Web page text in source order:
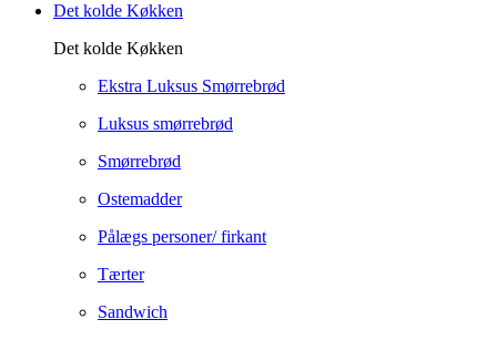
Det kolde Køkken
Det kolde Køkken
Ekstra Luksus Smørrebrød
Luksus smørrebrød
Smørrebrød
Ostemadder
Pålægs personer/ firkant
Tærter
Sandwich